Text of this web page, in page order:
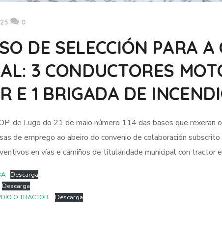
0
DE SELECCIÓN PARA
3 CONDUCTORES
E 1 BRIGADA DE
de Lugo do 21 de maio número 114 das bases que
de emprego ao abeiro do convenio de colaboración
en vías e camiños de titularidade municipal con tractor
Descarga
Descarga
O TRACTOR
Descarga